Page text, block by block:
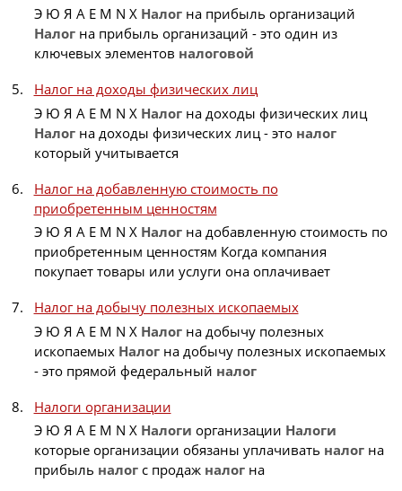
Э Ю Я A E M N X Налогна прибыль организаций
Налогна прибыль организаций - это один из
ключевых элементов налоговой
Налог на доходы физических лиц
Э Ю Я A E M N X Налогна доходы физических лиц
Налогна доходы физических лиц - это налог
который учитывается
Налог на добавленную стоимость по
приобретенным ценностям
Э Ю Я A E M N X Налогна добавленную стоимость по
приобретенным ценностям Когда компания
покупает товары или услуги она оплачивает
Налог на добычу полезных ископаемых
Э Ю Я A E M N X Налогна добычу полезных
ископаемых Налогна добычу полезных ископаемых
- это прямой федеральный налог
Налоги организации
Э Ю Я A E M N X Налоги организации Налоги
которые организации обязаны уплачивать налогна
прибыль налогс продаж налогна